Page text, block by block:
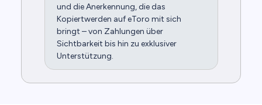
und die Anerkennung, die das
Kopiertwerden auf eToro mit sich
bringt – von Zahlungen über
Sichtbarkeit bis hin zu exklusiver
Unterstützung.